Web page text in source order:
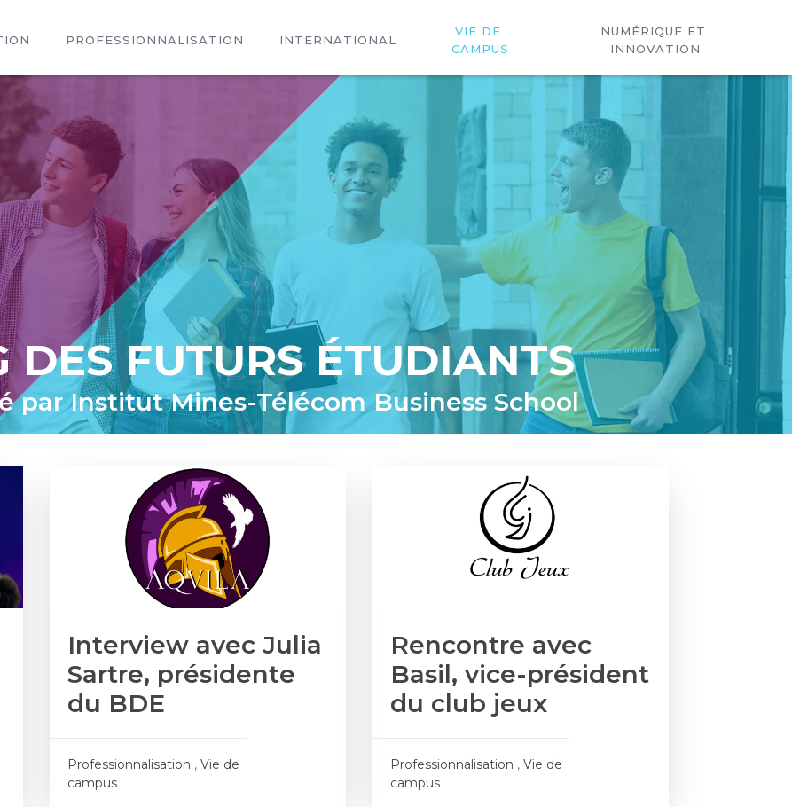
PROFESSIONNALISATION INTERNATIONAL
VIE DE
CAMPUS
NUMÉRIQUE ET
INNOVATION
DES FUTURS ÉTUDIANTS
par Institut Mines-Télécom Business School
Interview avec Julia
Sartre, présidente
du BDE
Professionnalisation , Vie de
campus
Rencontre avec
Basil, vice-président
du club jeux
Professionnalisation , Vie de
campus